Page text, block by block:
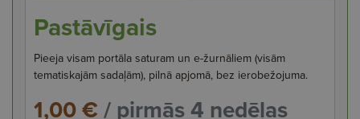
Pastāvīgais
Pieeja visam portāla saturam un e-žurnāliem (visām
tematiskajām sadaļām), pilnā apjomā, bez ierobežojuma.
1,00 €/ pirmās 4 nedēļas